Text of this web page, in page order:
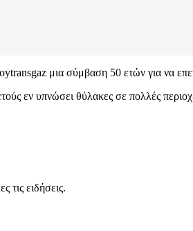
μια σύμβαση 50 ετών για να
εν υπνώσει θύλακες σε πολλές
τις ειδήσεις.